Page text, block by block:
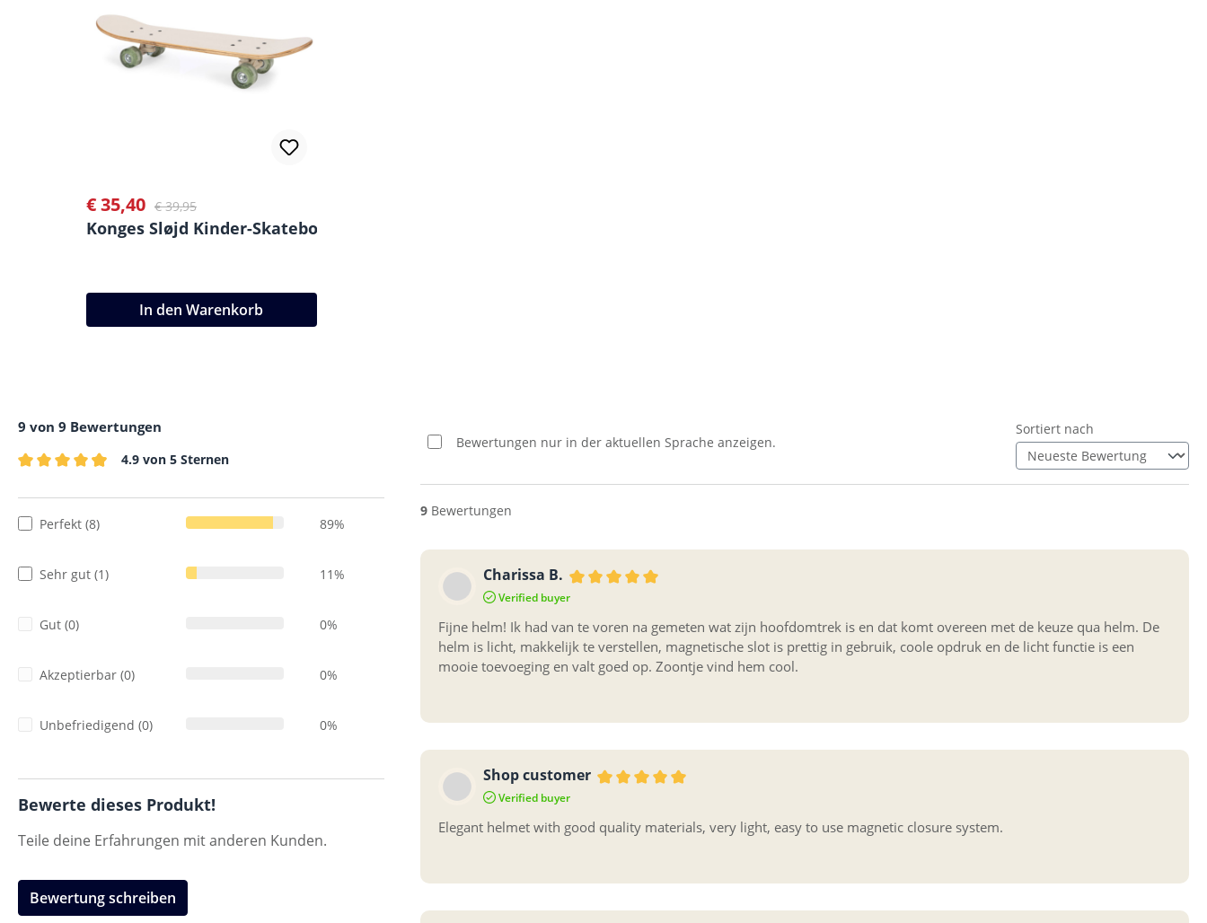
Verkaufspreis:
€ 35,40 Regulärer Preis:
€ 39,95
Konges Sløjd Kinder-Skateboard
In den Warenkorb
9 von 9 Bewertungen
4.9 von 5 Sternen
Perfekt (8) 89%
Sehr gut (1) 11%
Gut (0) 0%
Akzeptierbar (0) 0%
Unbefriedigend (0) 0%
Bewerte dieses Produkt!
Teile deine Erfahrungen mit anderen Kunden.
Bewertung schreiben
Bewertungen nur in der aktuellen Sprache anzeigen.
Sortiert nach
9 Bewertungen
Charissa B.
Bewertung mit 5 von 5 Sternen
Verified buyer
Fijne helm! Ik had van te voren na gemeten wat zijn hoofdomtrek is en dat komt overeen met de keuze qua helm. De
helm is licht, makkelijk te verstellen, magnetische slot is prettig in gebruik, coole opdruk en de licht functie is een
mooie toevoeging en valt goed op. Zoontje vind hem cool.
Shop customer
Verified buyer
Elegant helmet with good quality materials, very light, easy to use magnetic closure system.